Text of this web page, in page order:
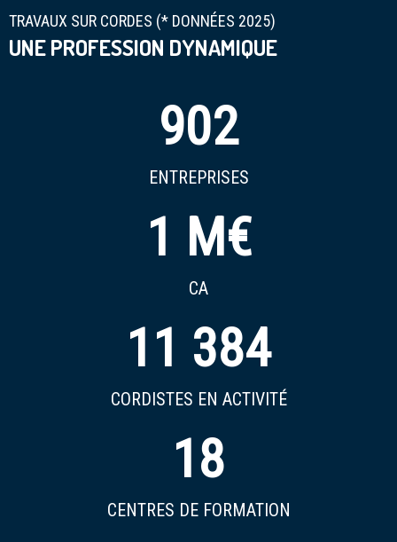
TRAVAUX SUR CORDES (* DONNÉES 2025)
UNE PROFESSION DYNAMIQUE
902
ENTREPRISES
1 M€
CA
11 384
CORDISTES EN ACTIVITÉ
18
CENTRES DE FORMATION